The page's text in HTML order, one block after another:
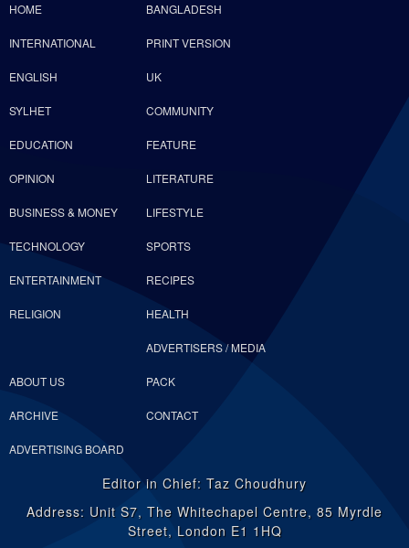
ইসলাম অ্যাওয়ারনেস প্রজেক্টের উদ্যোগে ইস্ট
লন্ডন মসজিদে সফলভাবে অনুষ্ঠিত হলো ওপেন
ডে ও এক্সিবিশন
পাক নাগরিকদের বিরুদ্ধে আমিরাতের ‘নীরব
নিষেধাজ্ঞা’
হুকিতে বিশ্ব, এখন বাঁচার উপায় মাত্র একটি!
গোলাপগঞ্জে এনসিপি’র গাড়িবহরে হামলা,
HOME BANGLADESH
INTERNATIONAL PRINT VERSION
ENGLISH UK
SYLHET COMMUNITY
EDUCATION FEATURE
OPINION LITERATURE
BUSINESS & MONEY LIFESTYLE
TECHNOLOGY SPORTS
ENTERTAINMENT RECIPES
RELIGION HEALTH
ABOUT US
ADVERTISERS / MEDIA
PACK
ARCHIVE CONTACT
ADVERTISING BOARD
Editor in Chief: Taz Choudhury
Address: Unit S7, The Whitechapel Centre, 85 Myrdle
Street, London E1 1HQ